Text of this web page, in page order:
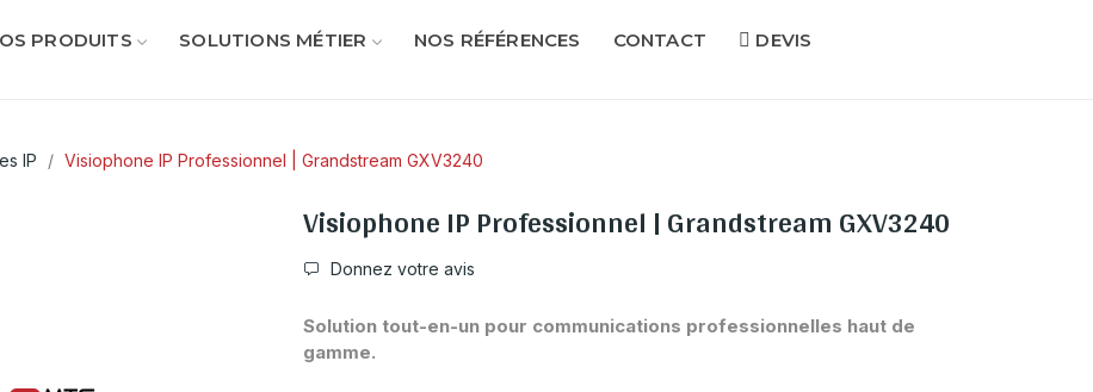
PRODUITS SOLUTIONS MÉTIER NOS RÉFÉRENCES CONTACT DEVIS
IP Visiophone IP Professionnel | Grandstream GXV3240
Visiophone IP Professionnel | Grandstream GXV3240
Donnez votre avis
Solution tout-en-un pour communications professionnelles haut de
gamme.